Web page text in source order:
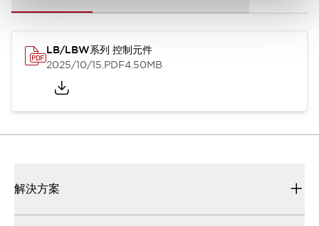
LB/LBW系列 控制元件
2025/10/15.PDF4.50MB
解決方案